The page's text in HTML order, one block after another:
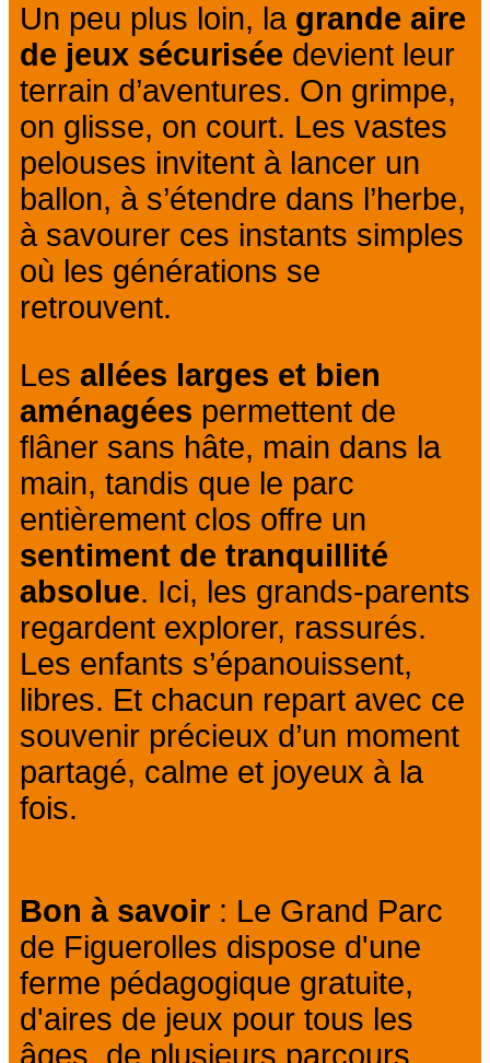
Un peu plus loin, la grande aire
de jeux sécurisée devient leur
terrain d’aventures. On grimpe,
on glisse, on court. Les vastes
pelouses invitent à lancer un
ballon, à s’étendre dans l’herbe,
à savourer ces instants simples
où les générations se
retrouvent.
Les allées larges et bien
aménagées permettent de
flâner sans hâte, main dans la
main, tandis que le parc
entièrement clos offre un
sentiment de tranquillité
absolue. Ici, les grands-parents
regardent explorer, rassurés.
Les enfants s’épanouissent,
libres. Et chacun repart avec ce
souvenir précieux d’un moment
partagé, calme et joyeux à la
fois.
Bon à savoir : Le Grand Parc
de Figuerolles dispose d'une
ferme pédagogique gratuite,
d'aires de jeux pour tous les
âges, de plusieurs parcours